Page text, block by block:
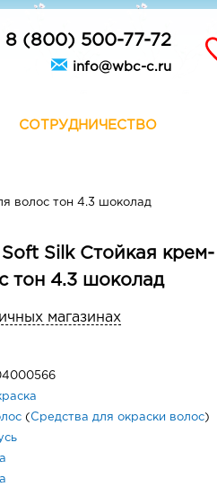
8 (800) 500-77-72
info@wbc-c.ru
СОТРУДНИЧЕСТВО
волос тон 4.3 шоколад
Silk Стойкая крем-
тон 4.3 шоколад
магазинах
( Средства для окраски волос)